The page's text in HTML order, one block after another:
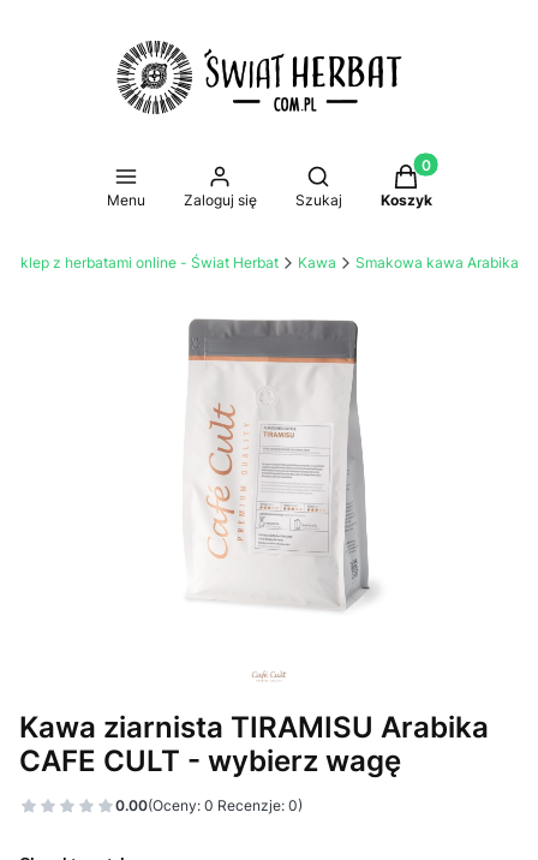
Menu Zaloguj się
Otwórz wyszukiwarkę
Szukaj
Produkty w
Koszyk
Sklep z herbatami online - Świat Herbat Kawa Smakowa kawa Arabika
Kawa ziarnista TIRAMISU Arabika
CAFE CULT - wybierz wagę
0.00(Oceny: 0 Recenzje: 0)